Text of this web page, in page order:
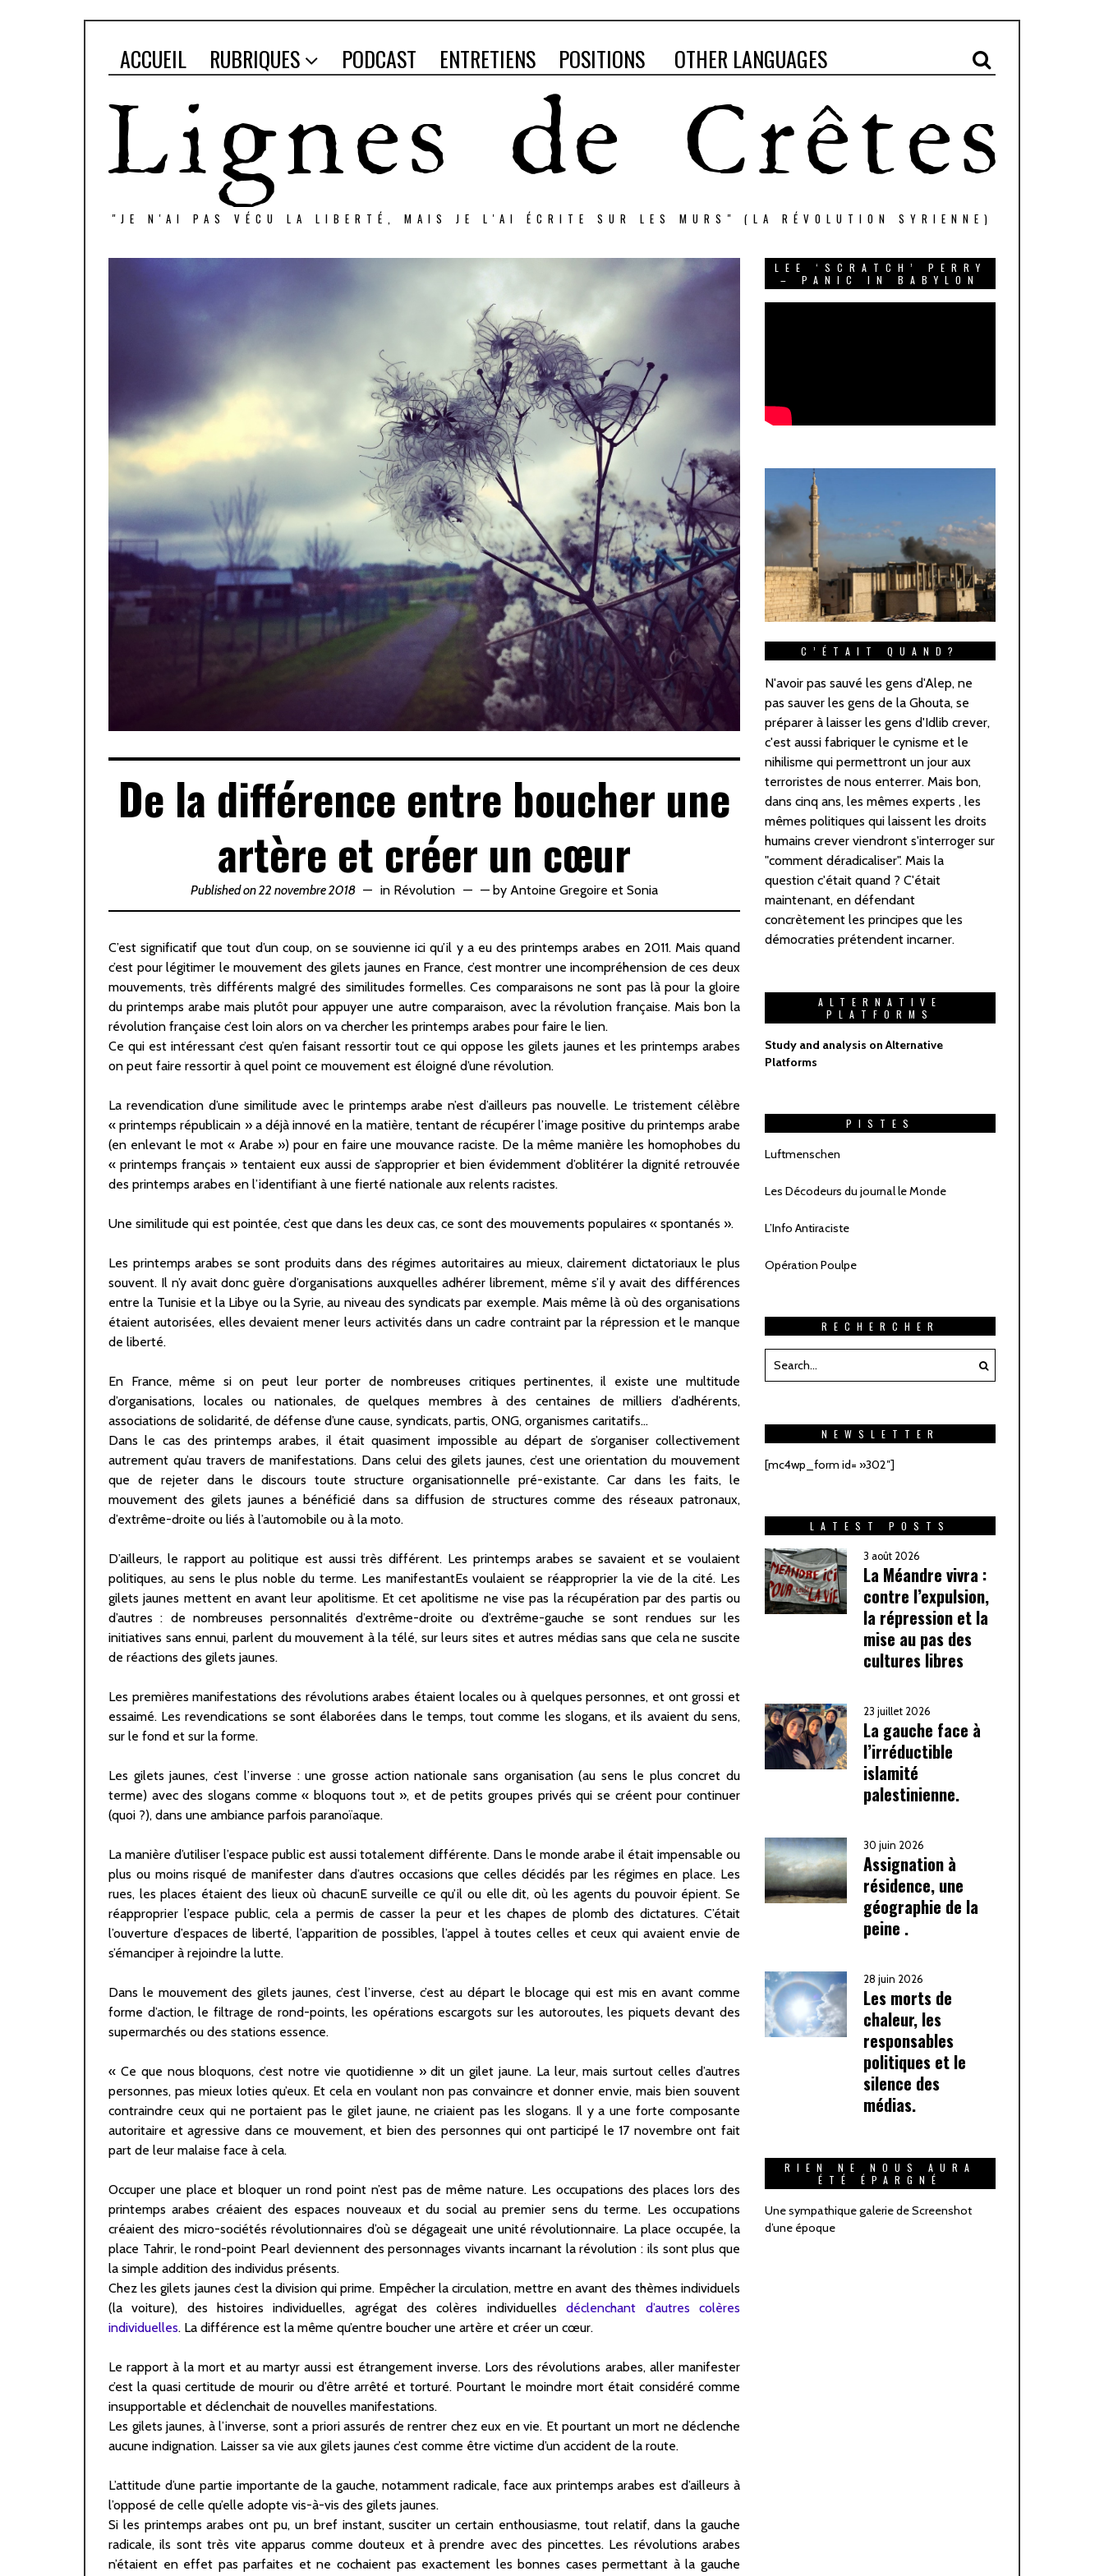
ACCUEIL RUBRIQUES PODCAST ENTRETIENS POSITIONS OTHER LANGUAGES
"JE N'AI PAS VÉCU LA LIBERTÉ, MAIS JE L'AI ÉCRITE SUR LES MURS" (LA RÉVOLUTION SYRIENNE)
De la différence entre boucher une
artère et créer un cœur
Published on 22 novembre 2018 in Révolution — byAntoine Gregoire etSonia
C’est significatif que tout d’un coup, on se souvienne ici qu’il y a eu des printemps arabes en 2011. Mais quand
c’est pour légitimer le mouvement des gilets jaunes en France, c’est montrer une incompréhension de ces deux
mouvements, très différents malgré des similitudes formelles. Ces comparaisons ne sont pas là pour la gloire
du printemps arabe mais plutôt pour appuyer une autre comparaison, avec la révolution française. Mais bon la
révolution française c’est loin alors on va chercher les printemps arabes pour faire le lien.
Ce qui est intéressant c’est qu’en faisant ressortir tout ce qui oppose les gilets jaunes et les printemps arabes
on peut faire ressortir à quel point ce mouvement est éloigné d’une révolution.
La revendication d’une similitude avec le printemps arabe n’est d’ailleurs pas nouvelle. Le tristement célèbre
« printemps républicain » a déjà innové en la matière, tentant de récupérer l’image positive du printemps arabe
(en enlevant le mot « Arabe ») pour en faire une mouvance raciste. De la même manière les homophobes du
« printemps français » tentaient eux aussi de s’approprier et bien évidemment d’oblitérer la dignité retrouvée
des printemps arabes en l’identifiant à une fierté nationale aux relents racistes.
Une similitude qui est pointée, c’est que dans les deux cas, ce sont des mouvements populaires « spontanés ».
Les printemps arabes se sont produits dans des régimes autoritaires au mieux, clairement dictatoriaux le plus
souvent. Il n’y avait donc guère d’organisations auxquelles adhérer librement, même s’il y avait des différences
entre la Tunisie et la Libye ou la Syrie, au niveau des syndicats par exemple. Mais même là où des organisations
étaient autorisées, elles devaient mener leurs activités dans un cadre contraint par la répression et le manque
de liberté.
En France, même si on peut leur porter de nombreuses critiques pertinentes, il existe une multitude
d’organisations, locales ou nationales, de quelques membres à des centaines de milliers d’adhérents,
associations de solidarité, de défense d’une cause, syndicats, partis, ONG, organismes caritatifs…
Dans le cas des printemps arabes, il était quasiment impossible au départ de s’organiser collectivement
autrement qu’au travers de manifestations. Dans celui des gilets jaunes, c’est une orientation du mouvement
que de rejeter dans le discours toute structure organisationnelle pré-existante. Car dans les faits, le
mouvement des gilets jaunes a bénéficié dans sa diffusion de structures comme des réseaux patronaux,
d’extrême-droite ou liés à l’automobile ou à la moto.
D’ailleurs, le rapport au politique est aussi très différent. Les printemps arabes se savaient et se voulaient
politiques, au sens le plus noble du terme. Les manifestantEs voulaient se réapproprier la vie de la cité. Les
gilets jaunes mettent en avant leur apolitisme. Et cet apolitisme ne vise pas la récupération par des partis ou
d’autres : de nombreuses personnalités d’extrême-droite ou d’extrême-gauche se sont rendues sur les
initiatives sans ennui, parlent du mouvement à la télé, sur leurs sites et autres médias sans que cela ne suscite
de réactions des gilets jaunes.
Les premières manifestations des révolutions arabes étaient locales ou à quelques personnes, et ont grossi et
essaimé. Les revendications se sont élaborées dans le temps, tout comme les slogans, et ils avaient du sens,
sur le fond et sur la forme.
Les gilets jaunes, c’est l’inverse : une grosse action nationale sans organisation (au sens le plus concret du
terme) avec des slogans comme « bloquons tout », et de petits groupes privés qui se créent pour continuer
(quoi ?), dans une ambiance parfois paranoïaque.
La manière d’utiliser l’espace public est aussi totalement différente. Dans le monde arabe il était impensable ou
plus ou moins risqué de manifester dans d’autres occasions que celles décidés par les régimes en place. Les
rues, les places étaient des lieux où chacunE surveille ce qu’il ou elle dit, où les agents du pouvoir épient. Se
réapproprier l’espace public, cela a permis de casser la peur et les chapes de plomb des dictatures. C’était
l’ouverture d’espaces de liberté, l’apparition de possibles, l’appel à toutes celles et ceux qui avaient envie de
s’émanciper à rejoindre la lutte.
Dans le mouvement des gilets jaunes, c’est l’inverse, c’est au départ le blocage qui est mis en avant comme
forme d’action, le filtrage de rond-points, les opérations escargots sur les autoroutes, les piquets devant des
supermarchés ou des stations essence.
« Ce que nous bloquons, c’est notre vie quotidienne » dit un gilet jaune. La leur, mais surtout celles d’autres
personnes, pas mieux loties qu’eux. Et cela en voulant non pas convaincre et donner envie, mais bien souvent
contraindre ceux qui ne portaient pas le gilet jaune, ne criaient pas les slogans. Il y a une forte composante
autoritaire et agressive dans ce mouvement, et bien des personnes qui ont participé le 17 novembre ont fait
part de leur malaise face à cela.
Occuper une place et bloquer un rond point n’est pas de même nature. Les occupations des places lors des
printemps arabes créaient des espaces nouveaux et du social au premier sens du terme. Les occupations
créaient des micro-sociétés révolutionnaires d’où se dégageait une unité révolutionnaire. La place occupée, la
place Tahrir, le rond-point Pearl deviennent des personnages vivants incarnant la révolution : ils sont plus que
la simple addition des individus présents.
Chez les gilets jaunes c’est la division qui prime. Empêcher la circulation, mettre en avant des thèmes individuels
(la voiture), des histoires individuelles, agrégat des colères individuelles déclenchant d’autres colères
individuelles. La différence est la même qu’entre boucher une artère et créer un cœur.
Le rapport à la mort et au martyr aussi est étrangement inverse. Lors des révolutions arabes, aller manifester
c’est la quasi certitude de mourir ou d’être arrêté et torturé. Pourtant le moindre mort était considéré comme
insupportable et déclenchait de nouvelles manifestations.
Les gilets jaunes, à l’inverse, sont a priori assurés de rentrer chez eux en vie. Et pourtant un mort ne déclenche
aucune indignation. Laisser sa vie aux gilets jaunes c’est comme être victime d’un accident de la route.
L’attitude d’une partie importante de la gauche, notamment radicale, face aux printemps arabes est d’ailleurs à
l’opposé de celle qu’elle adopte vis-à-vis des gilets jaunes.
Si les printemps arabes ont pu, un bref instant, susciter un certain enthousiasme, tout relatif, dans la gauche
radicale, ils sont très vite apparus comme douteux et à prendre avec des pincettes. Les révolutions arabes
n’étaient en effet pas parfaites et ne cochaient pas exactement les bonnes cases permettant à la gauche
LEE ‘SCRATCH’ PERRY
– PANIC IN BABYLON
C’ÉTAIT QUAND?
N'avoir pas sauvé les gens d'Alep, ne
pas sauver les gens de la Ghouta, se
préparer à laisser les gens d'Idlib crever,
c'est aussi fabriquer le cynisme et le
nihilisme qui permettront un jour aux
terroristes de nous enterrer. Mais bon,
dans cinq ans, les mêmes experts , les
mêmes politiques qui laissent les droits
humains crever viendront s'interroger sur
"comment déradicaliser". Mais la
question c'était quand ? C'était
maintenant, en défendant
concrètement les principes que les
démocraties prétendent incarner.
ALTERNATIVE
PLATFORMS
Study and analysis on Alternative
Platforms
PISTES
Luftmenschen
Les Décodeurs du journal le Monde
L’Info Antiraciste
Opération Poulpe
RECHERCHER
NEWSLETTER
[mc4wp_form id= »302″]
LATEST POSTS
3 août 2026
La Méandre vivra :
contre l’expulsion,
la répression et la
mise au pas des
cultures libres
23 juillet 2026
La gauche face à
l’irréductible
islamité
palestinienne.
30 juin 2026
Assignation à
résidence, une
géographie de la
peine .
28 juin 2026
Les morts de
chaleur, les
responsables
politiques et le
silence des
médias.
RIEN NE NOUS AURA
ÉTÉ ÉPARGNÉ
Une sympathique galerie de Screenshot
d’une époque